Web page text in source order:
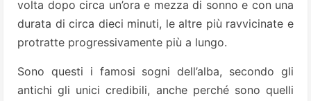
volta dopo circa un’ora e mezza di sonno e con una
durata di circa dieci minuti, le altre più ravvicinate e
protratte progressivamente più a lungo.
Sono questi i famosi sogni dell’alba, secondo gli
antichi gli unici credibili, anche perché sono quelli